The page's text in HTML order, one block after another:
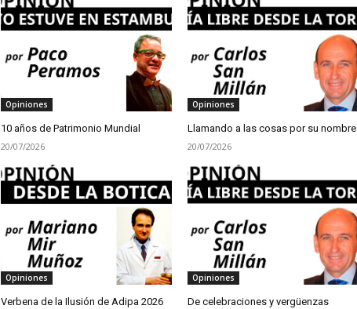
Opiniones
10 años de Patrimonio Mundial
20/07/2026
Opiniones
Llamando a las cosas por su nombre
20/07/2026
Opiniones
Verbena de la Ilusión de Adipa 2026
Opiniones
De celebraciones y vergüenzas